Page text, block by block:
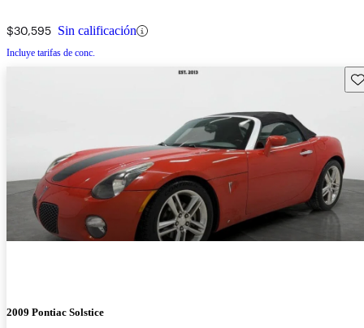
$30,595 Sin calificación
Incluye tarifas de conc.
2009 Pontiac Solstice